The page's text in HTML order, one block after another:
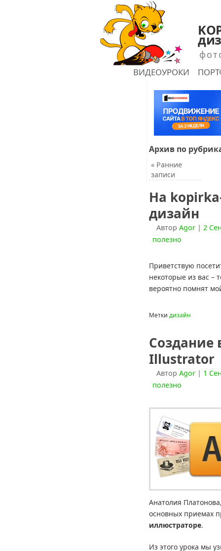
ВИДЕОУРОКИ
Архив по
«Ранние
записи
На
дизайн
Автор Agor | 2
полезно
Приветствую
некоторые из вас –
вероятно помнят
Метки дизайн
Создание
Illustrator
Автор Agor | 1
полезно
Анатолия
основных приемах
иллюстраторе.
Из этого урока мы